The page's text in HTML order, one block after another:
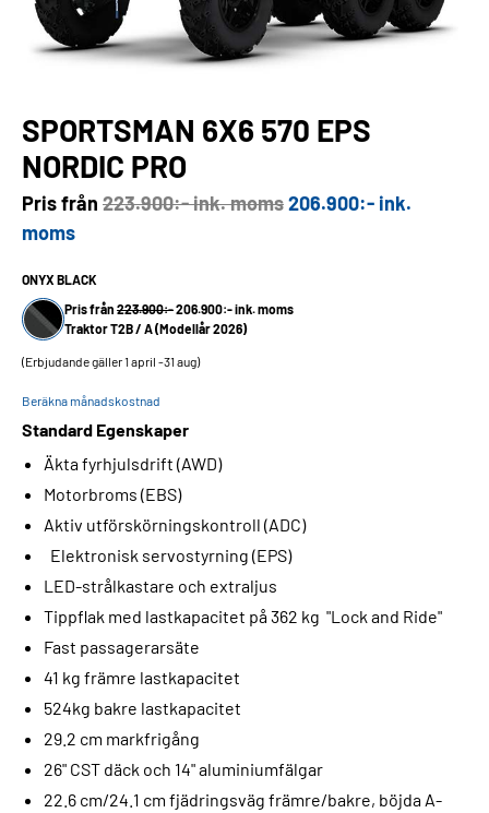
SPORTSMAN 6X6 570 EPS
NORDIC PRO
Pris från 223.900:- ink. moms206.900:- ink.
moms
ONYX BLACK
Pris från 223.900:-206.900:- ink. moms
Traktor T2B / A (Modellår 2026)
(Erbjudande gäller 1 april -31 aug)
Beräkna månadskostnad
Standard Egenskaper
Äkta fyrhjulsdrift (AWD)
Motorbroms (EBS)
Aktiv utförskörningskontroll (ADC)
Elektronisk servostyrning (EPS)
LED-strålkastare och extraljus
Tippflak med lastkapacitet på 362 kg "Lock and Ride"
Fast passagerarsäte
41 kg främre lastkapacitet
524kg bakre lastkapacitet
29.2 cm markfrigång
26" CST däck och 14" aluminiumfälgar
22.6 cm/24.1 cm fjädringsväg främre/bakre, böjda A-